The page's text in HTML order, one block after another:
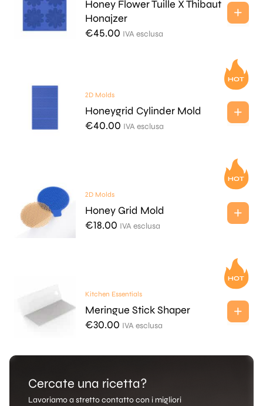
Honey Flower Tuille X Thibaut
Honajzer
€45.00 IVA esclusa
2D Molds
Honeygrid Cylinder Mold
€40.00 IVA esclusa
2D Molds
Honey Grid Mold
€18.00 IVA esclusa
Kitchen Essentials
Meringue Stick Shaper
€30.00 IVA esclusa
Cercate una ricetta?
Lavoriamo a stretto contatto con i migliori